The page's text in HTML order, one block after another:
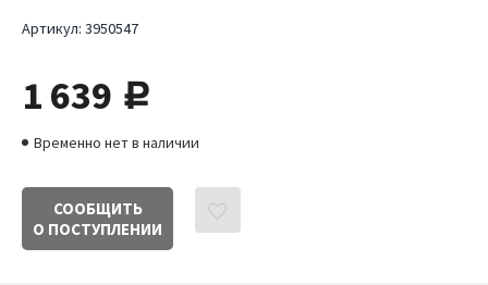
Артикул: 3950547
1 639 руб.
Временно нет в наличии
СООБЩИТЬ
О ПОСТУПЛЕНИИ